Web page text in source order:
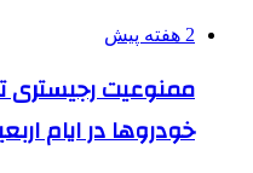
2 هفته پیش
ممنوعیت رجیستری
خودروها در ایام